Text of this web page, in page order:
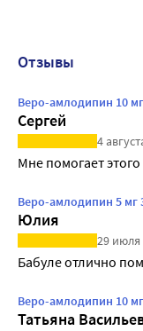
Отзывы
Веро-амлодипин 10
Сергей
4
Мне помогает
Веро-амлодипин 5 мг
Юлия
29 июля
Бабуле отлично
Веро-амлодипин 10
Татьяна